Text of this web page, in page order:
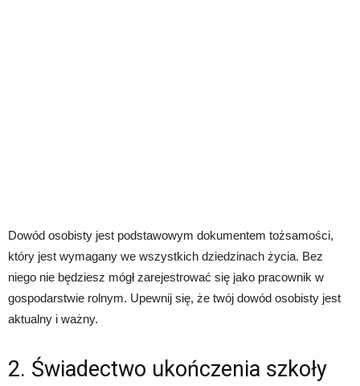
Dowód osobisty jest podstawowym dokumentem tożsamości,
który jest wymagany we wszystkich dziedzinach życia. Bez
niego nie będziesz mógł zarejestrować się jako pracownik w
gospodarstwie rolnym. Upewnij się, że twój dowód osobisty jest
aktualny i ważny.
2. Świadectwo ukończenia szkoły